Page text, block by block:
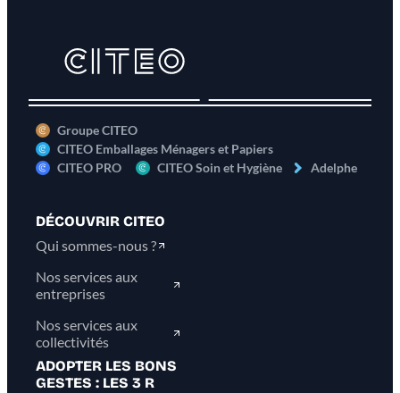
Groupe CITEO
CITEO Emballages Ménagers et Papiers
CITEO PRO
CITEO Soin et Hygiène Adelphe
DÉCOUVRIR CITEO
Qui sommes-nous ?
Nos services aux
entreprises
Nos services aux
collectivités
ADOPTER LES BONS
GESTES : LES 3 R